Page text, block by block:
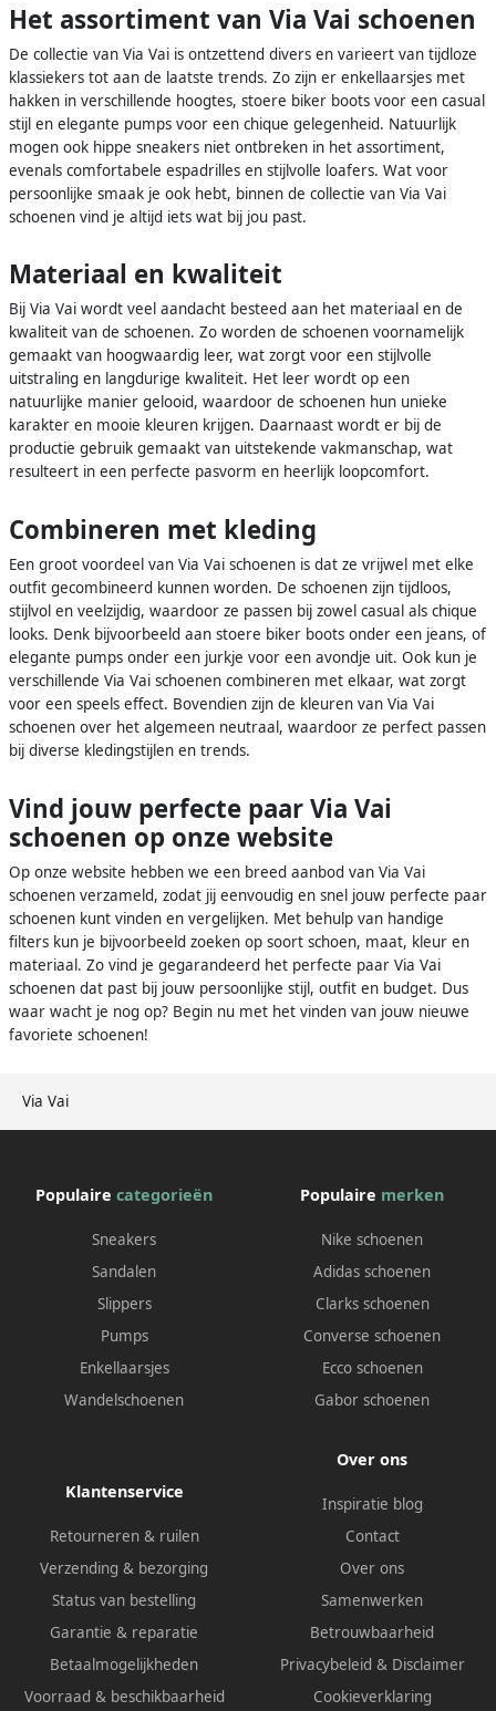
Via Vai
Het assortiment van Via Vai schoenen
De collectie van Via Vai is ontzettend divers en varieert van tijdloze
klassiekers tot aan de laatste trends. Zo zijn er enkellaarsjes met
hakken in verschillende hoogtes, stoere biker boots voor een casual
stijl en elegante pumps voor een chique gelegenheid. Natuurlijk
mogen ook hippe sneakers niet ontbreken in het assortiment,
evenals comfortabele espadrilles en stijlvolle loafers. Wat voor
persoonlijke smaak je ook hebt, binnen de collectie van Via Vai
schoenen vind je altijd iets wat bij jou past.
Materiaal en kwaliteit
Bij Via Vai wordt veel aandacht besteed aan het materiaal en de
kwaliteit van de schoenen. Zo worden de schoenen voornamelijk
gemaakt van hoogwaardig leer, wat zorgt voor een stijlvolle
uitstraling en langdurige kwaliteit. Het leer wordt op een
natuurlijke manier gelooid, waardoor de schoenen hun unieke
karakter en mooie kleuren krijgen. Daarnaast wordt er bij de
productie gebruik gemaakt van uitstekende vakmanschap, wat
resulteert in een perfecte pasvorm en heerlijk loopcomfort.
Combineren met kleding
Een groot voordeel van Via Vai schoenen is dat ze vrijwel met elke
outfit gecombineerd kunnen worden. De schoenen zijn tijdloos,
stijlvol en veelzijdig, waardoor ze passen bij zowel casual als chique
looks. Denk bijvoorbeeld aan stoere biker boots onder een jeans, of
elegante pumps onder een jurkje voor een avondje uit. Ook kun je
verschillende Via Vai schoenen combineren met elkaar, wat zorgt
voor een speels effect. Bovendien zijn de kleuren van Via Vai
schoenen over het algemeen neutraal, waardoor ze perfect passen
bij diverse kledingstijlen en trends.
Vind jouw perfecte paar Via Vai
schoenen op onze website
Op onze website hebben we een breed aanbod van Via Vai
schoenen verzameld, zodat jij eenvoudig en snel jouw perfecte paar
schoenen kunt vinden en vergelijken. Met behulp van handige
filters kun je bijvoorbeeld zoeken op soort schoen, maat, kleur en
materiaal. Zo vind je gegarandeerd het perfecte paar Via Vai
schoenen dat past bij jouw persoonlijke stijl, outfit en budget. Dus
waar wacht je nog op? Begin nu met het vinden van jouw nieuwe
favoriete schoenen!
Populaire categorieën
Sneakers
Sandalen
Slippers
Pumps
Enkellaarsjes
Wandelschoenen
Populaire merken
Nike schoenen
Adidas schoenen
Clarks schoenen
Converse schoenen
Ecco schoenen
Gabor schoenen
Klantenservice
Retourneren & ruilen
Verzending & bezorging
Status van bestelling
Garantie & reparatie
Betaalmogelijkheden
Voorraad & beschikbaarheid
Over ons
Inspiratie blog
Contact
Over ons
Samenwerken
Betrouwbaarheid
Privacybeleid & Disclaimer
Cookieverklaring